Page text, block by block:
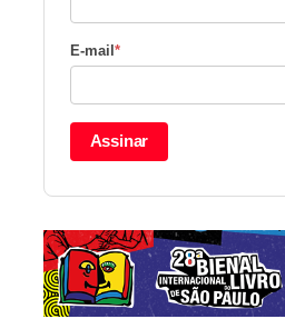
E-mail *
Assinar